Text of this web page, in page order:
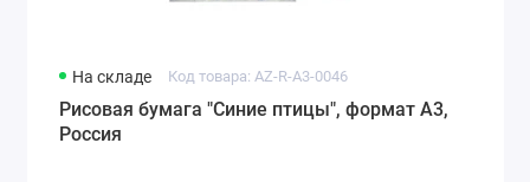
На складе Код товара: AZ-R-A3-0046
Рисовая бумага "Синие птицы", формат А3,
Россия